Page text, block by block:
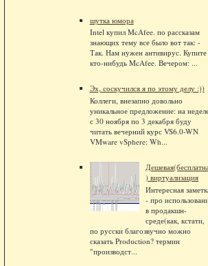
шутка юмора
Intel купил McAfee. по рассказам
знающих тему все было вот так: -
Так. Нам нужен антивирус. Купите
кто-нибудь McAfee. Вечером: ...
Эх, соскучился я по этому делу :))
Коллеги, внезапно довольно
уникальное предложение: на
с 30 ноября по 3 декабря буду
читать вечерний курс VS6.0-WN
VMware vSphere: Wh...
) виртуализация
Интересная
- про
в продакшн-
среде(как, кстати,
по русски благозвучно можно
сказать Production? термин
"производст...